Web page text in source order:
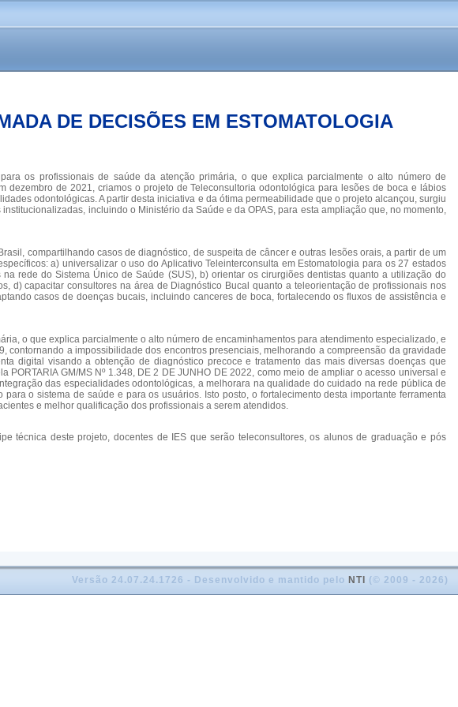
DE DECISÕES EM ESTOMATOLOGIA
os profissionais de saúde da atenção primária, o que explica parcialmente o alto número de
de 2021, criamos o projeto de Teleconsultoria odontológica para lesões de boca e lábios
odontológicas. A partir desta iniciativa e da ótima permeabilidade que o projeto alcançou, surgiu
incluindo o Ministério da Saúde e da OPAS, para esta ampliação que, no momento,
compartilhando casos de diagnóstico, de suspeita de câncer e outras lesões orais, a partir de um
a) universalizar o uso do Aplicativo Teleinterconsulta em Estomatologia para os 27 estados
rede do Sistema Único de Saúde (SUS), b) orientar os cirurgiões dentistas quanto a utilização do
d) capacitar consultores na área de Diagnóstico Bucal quanto a teleorientação de profissionais nos
casos de doenças bucais, incluindo canceres de boca, fortalecendo os fluxos de assistência e
o que explica parcialmente o alto número de encaminhamentos para atendimento especializado, e
a impossibilidade dos encontros presenciais, melhorando a compreensão da gravidade
digital visando a obtenção de diagnóstico precoce e tratamento das mais diversas doenças que
GM/MS Nº 1.348, DE 2 DE JUNHO DE 2022, como meio de ampliar o acesso universal e
das especialidades odontológicas, a melhorara na qualidade do cuidado na rede pública de
o sistema de saúde e para os usuários. Isto posto, o fortalecimento desta importante ferramenta
e melhor qualificação dos profissionais a serem atendidos.
técnica deste projeto, docentes de IES que serão teleconsultores, os alunos de graduação e pós
Versão 24.07.24.1726 - Desenvolvido e mantido pelo NTI (© 2009 - 2026)